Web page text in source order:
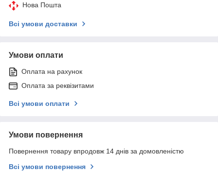
Нова Пошта
Всі умови доставки
Умови оплати
Оплата на рахунок
Оплата за реквізитами
Всі умови оплати
Умови повернення
Повернення товару впродовж 14 днів за домовленістю
Всі умови повернення